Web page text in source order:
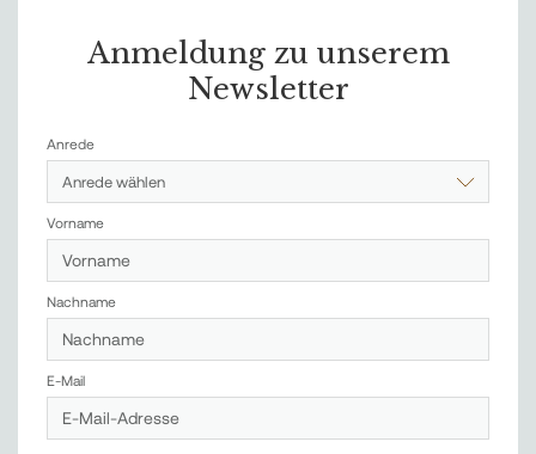
Anmeldung zu unserem
Newsletter
Anrede
Anrede wählen
Vorname
Nachname
E-Mail